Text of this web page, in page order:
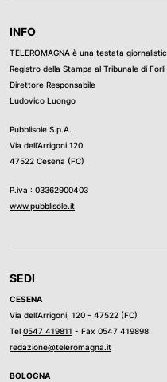
INFO
TELEROMAGNA è una testata
Registro della Stampa al Tribunale di
Direttore Responsabile
Ludovico Luongo
Pubblisole S.p.A.
Via dell’Arrigoni 120
47522 Cesena (FC)
P.iva : 03362900403
www.pubblisole.it
SEDI
CESENA
Via dell’Arrigoni, 120 - 47522 (FC)
Tel 0547 419811 - Fax 0547 419898
redazione@teleromagna.it
BOLOGNA